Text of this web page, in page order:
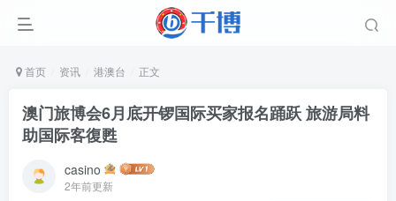
首页 资讯 港澳台 正文
澳门旅博会6月底开锣国际买家报名踊跃 旅游局料
助国际客復甦
casino
2年前更新